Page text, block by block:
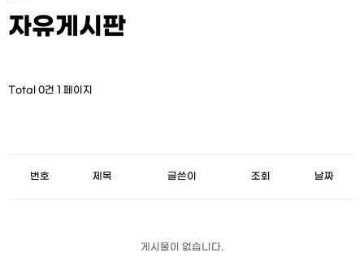
자유게시판
Total 0건 1 페이지
번호 제목 글쓴이 조회 날짜
게시물이 없습니다.